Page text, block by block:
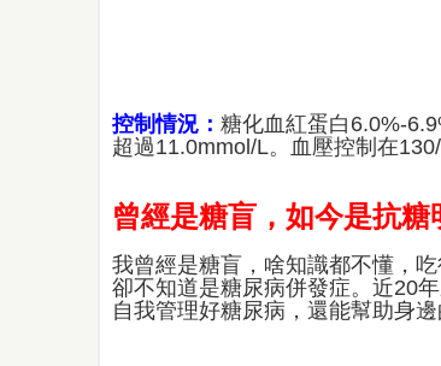
控制情況： 糖化血紅蛋白6.0%-
超過11.0mmol/L。血壓控制在
曾經是糖盲，如今是抗糖
我曾經是糖盲，啥知識都不懂，
卻不知道是糖尿病併發症。近20
自我管理好糖尿病，還能幫助身